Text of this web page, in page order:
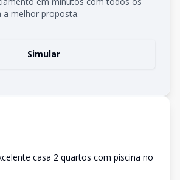
a melhor proposta.
Simular
casa 2 quartos com piscina no